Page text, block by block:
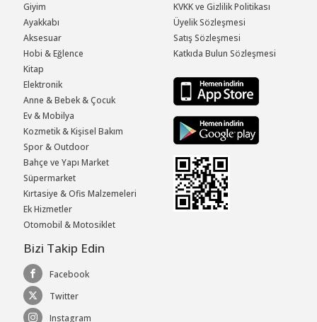
Giyim
Ayakkabı
Aksesuar
Hobi & Eğlence
Kitap
Elektronik
Anne & Bebek & Çocuk
Ev & Mobilya
Kozmetik & Kişisel Bakım
Spor & Outdoor
Bahçe ve Yapı Market
Süpermarket
Kırtasiye & Ofis Malzemeleri
Ek Hizmetler
Otomobil & Motosiklet
KVKK ve Gizlilik Politikası
Üyelik Sözleşmesi
Satış Sözleşmesi
Katkıda Bulun Sözleşmesi
Bizi Takip Edin
Facebook
Twitter
Instagram